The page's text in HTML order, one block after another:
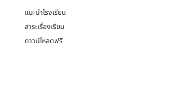
แนะนำโรงเรียน
สาระเรื่องเรียน
ดาวน์โหลดฟรี